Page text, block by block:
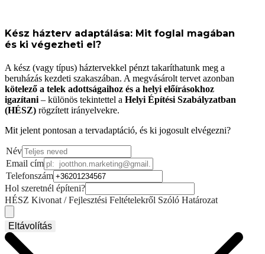
Kész házterv adaptálása: Mit foglal magában
és ki végezheti el?
A kész (vagy típus) háztervekkel pénzt takaríthatunk meg a
beruházás kezdeti szakaszában. A megvásárolt tervet azonban
kötelező a telek adottságaihoz és a helyi előírásokhoz
igazítani – különös tekintettel a Helyi Építési Szabályzatban
(HÉSZ) rögzített irányelvekre.
Mit jelent pontosan a tervadaptáció, és ki jogosult elvégezni?
Név
Email cím
Telefonszám
Hol szeretnél építeni?
HÉSZ Kivonat / Fejlesztési Feltételekről Szóló Határozat
Eltávolítás